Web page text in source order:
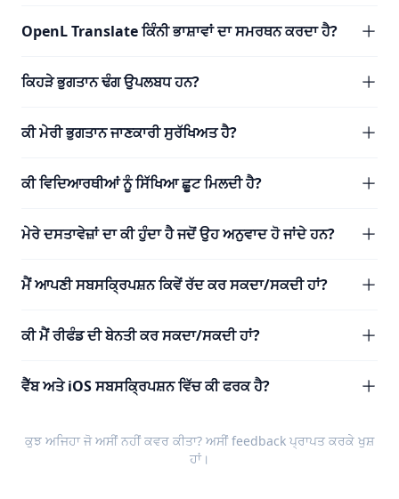
OpenL Translate ਕਿੰਨੀ ਭਾਸ਼ਾਵਾਂ ਦਾ ਸਮਰਥਨ ਕਰਦਾ ਹੈ?
ਕਿਹੜੇ ਭੁਗਤਾਨ ਢੰਗ ਉਪਲਬਧ ਹਨ?
ਕੀ ਮੇਰੀ ਭੁਗਤਾਨ ਜਾਣਕਾਰੀ ਸੁਰੱਖਿਅਤ ਹੈ?
ਕੀ ਵਿਦਿਆਰਥੀਆਂ ਨੂੰ ਸਿੱਖਿਆ ਛੂਟ ਮਿਲਦੀ ਹੈ?
ਮੇਰੇ ਦਸਤਾਵੇਜ਼ਾਂ ਦਾ ਕੀ ਹੁੰਦਾ ਹੈ ਜਦੋਂ ਉਹ ਅਨੁਵਾਦ ਹੋ ਜਾਂਦੇ ਹਨ?
ਮੈਂ ਆਪਣੀ ਸਬਸਕ੍ਰਿਪਸ਼ਨ ਕਿਵੇਂ ਰੱਦ ਕਰ ਸਕਦਾ/ਸਕਦੀ ਹਾਂ?
ਕੀ ਮੈਂ ਰੀਫੰਡ ਦੀ ਬੇਨਤੀ ਕਰ ਸਕਦਾ/ਸਕਦੀ ਹਾਂ?
ਵੈੱਬ ਅਤੇ iOS ਸਬਸਕ੍ਰਿਪਸ਼ਨ ਵਿੱਚ ਕੀ ਫਰਕ ਹੈ?
ਕੁਝ ਅਜਿਹਾ ਜੋ ਅਸੀਂ ਨਹੀਂ ਕਵਰ ਕੀਤਾ? ਅਸੀਂfeedback ਪ੍ਰਾਪਤ ਕਰਕੇ ਖੁਸ਼
ਹਾਂ।